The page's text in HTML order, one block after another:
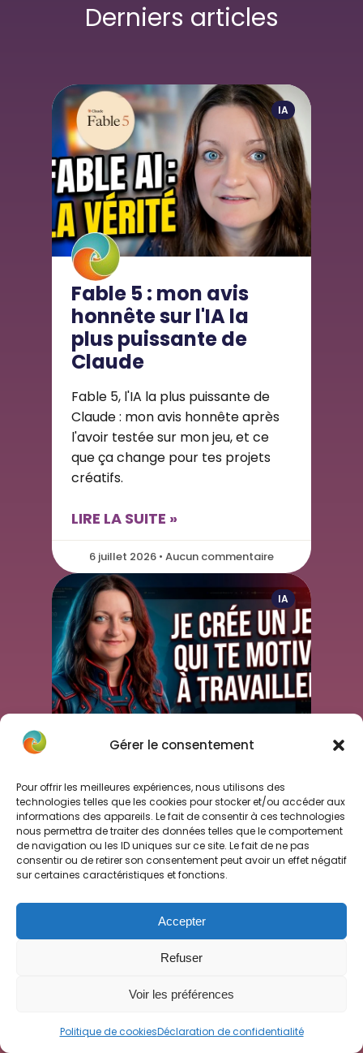
Gérer le consentement
Pour offrir les meilleures expériences, nous utilisons des
technologies telles que les cookies pour stocker et/ou accéder aux
informations des appareils. Le fait de consentir à ces technologies
nous permettra de traiter des données telles que le comportement
de navigation ou les ID uniques sur ce site. Le fait de ne pas
consentir ou de retirer son consentement peut avoir un effet négatif
sur certaines caractéristiques et fonctions.
Accepter
Refuser
Voir les préférences
Politique de cookiesDéclaration de confidentialité
Derniers articles
IA
Fable 5 : mon avis
honnête sur l'IA la
plus puissante de
Claude
Fable 5, l'IA la plus puissante de
Claude : mon avis honnête après
l'avoir testée sur mon jeu, et ce
que ça change pour tes projets
créatifs.
LIRE LA SUITE »
6 juillet 2026 • Aucun commentaire
IA
Rester motivé quand
on travaille seul : la
méthode du jeu qui te
fait avancer
Rester motivé quand on travaille
seul : la méthode du jeu sérieux qui
transforme ta to-do list et te fait
avancer sur tes projets.
LIRE LA SUITE »
22 juin 2026 • 2 commentaires